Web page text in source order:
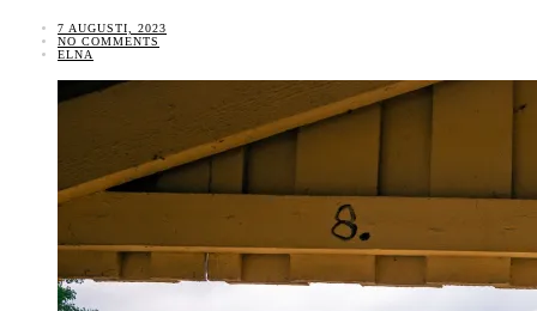
7 AUGUSTI, 2023
NO COMMENTS
ELNA